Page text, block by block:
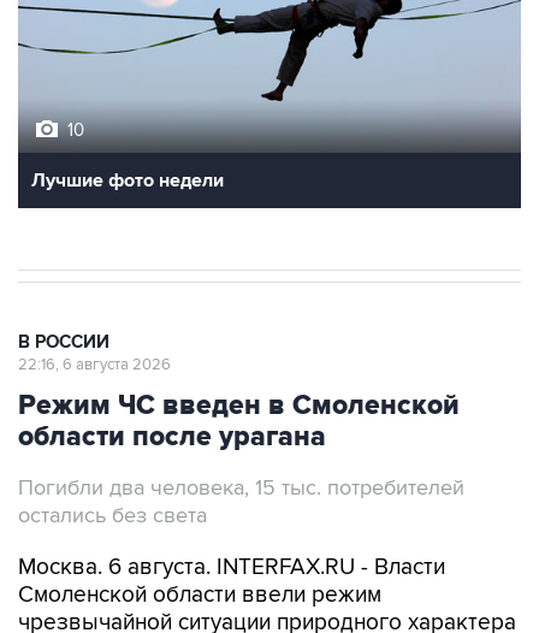
10
Лучшие фото недели
В РОССИИ
22:16, 6 августа 2026
Режим ЧС введен в Смоленской
области после урагана
Погибли два человека, 15 тыс. потребителей
остались без света
Москва. 6 августа. INTERFAX.RU - Власти
Смоленской области ввели режим
чрезвычайной ситуации природного характера